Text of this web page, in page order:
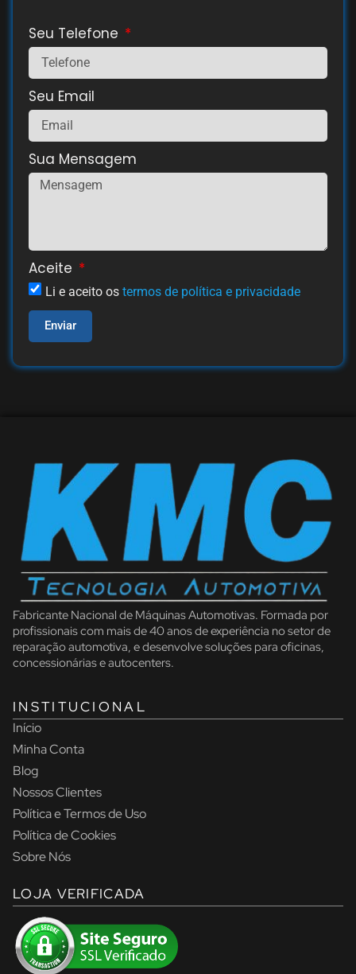
Seu Telefone
Seu Email
Sua Mensagem
Aceite
Li e aceito os termos de política e privacidade
Enviar
Fabricante Nacional de Máquinas Automotivas. Formada por
profissionais com mais de 40 anos de experiência no setor de
reparação automotiva, e desenvolve soluções para oficinas,
concessionárias e autocenters.
INSTITUCIONAL
Início
Minha Conta
Blog
Nossos Clientes
Política e Termos de Uso
Política de Cookies
Sobre Nós
LOJA VERIFICADA